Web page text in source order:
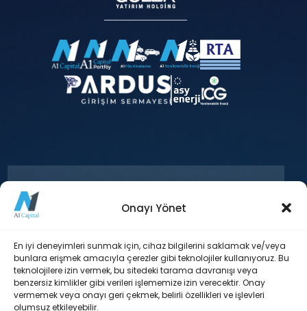
Onayı Yönet
En iyi deneyimleri sunmak için, cihaz bilgilerini saklamak ve/veya
bunlara erişmek amacıyla çerezler gibi teknolojiler kullanıyoruz. Bu
teknolojilere izin vermek, bu sitedeki tarama davranışı veya
benzersiz kimlikler gibi verileri işlememize izin verecektir. Onay
vermemek veya onayı geri çekmek, belirli özellikleri ve işlevleri
olumsuz etkileyebilir.
+90 212 371 18 00
Esentepe Mah. Büyükdere Cad. Levent
Plaza Blok No: 173 İç Kapı No: 29 Şişli /
İstanbul